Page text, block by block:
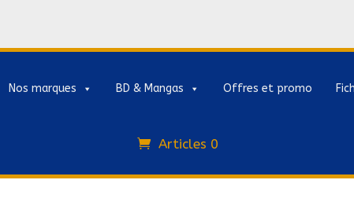
Nos marques BD & Mangas Offres et promo
Articles 0